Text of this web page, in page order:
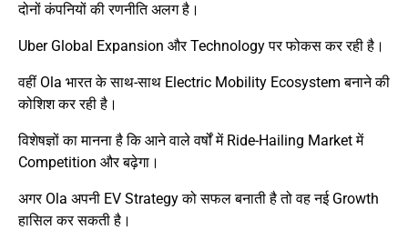
दोनों कंपनियों की रणनीति अलग है।
Uber Global Expansion और Technology पर फोकस कर रही है।
वहीं Ola भारत के साथ-साथ Electric Mobility Ecosystem बनाने की
कोशिश कर रही है।
विशेषज्ञों का मानना है कि आने वाले वर्षों में Ride-Hailing Market में
Competition और बढ़ेगा।
अगर Ola अपनी EV Strategy को सफल बनाती है तो वह नई Growth
हासिल कर सकती है।